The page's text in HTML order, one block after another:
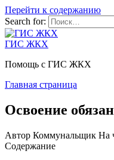
Перейти к содержанию
Search for:
ГИС ЖКХ
Помощь с ГИС ЖКХ
Главная страница
Освоение
Автор Коммунальщик На
Содержание